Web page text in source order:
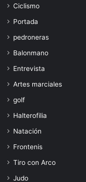
Ciclismo
Portada
pedroneras
Balonmano
Entrevista
Artes marciales
golf
Halterofilia
Natación
Frontenis
Tiro con Arco
Judo